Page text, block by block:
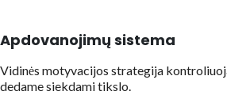
Apdovanojimų sistema
Vidinės motyvacijos strategija
dedame siekdami tikslo.